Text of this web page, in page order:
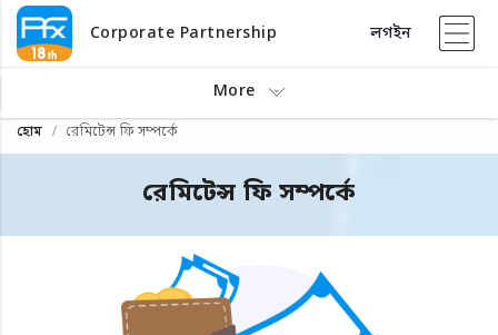
Corporate Partnership লগইন
More
হোম রেমিটেন্স ফি সম্পর্কে
রেমিটেন্স ফি সম্পর্কে